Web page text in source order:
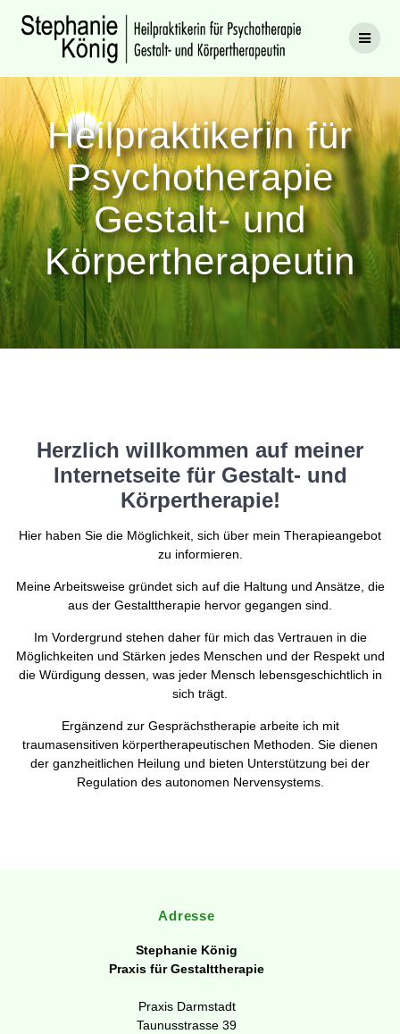
Inhalt
springen
Heilpraktikerin für
Psychotherapie
Gestalt- und
Körpertherapeutin
Herzlich willkommen auf meiner
Internetseite für Gestalt- und
Körpertherapie!
Hier haben Sie die Möglichkeit, sich über mein Therapieangebot
zu informieren.
Meine Arbeitsweise gründet sich auf die Haltung und Ansätze, die
aus der Gestalttherapie hervor gegangen sind.
Im Vordergrund stehen daher für mich das Vertrauen in die
Möglichkeiten und Stärken jedes Menschen und der Respekt und
die Würdigung dessen, was jeder Mensch lebensgeschichtlich in
sich trägt.
Ergänzend zur Gesprächstherapie arbeite ich mit
traumasensitiven körpertherapeutischen Methoden. Sie dienen
der ganzheitlichen Heilung und bieten Unterstützung bei der
Regulation des autonomen Nervensystems.
Adresse
Stephanie König
Praxis für Gestalttherapie
Praxis Darmstadt
Taunusstrasse 39